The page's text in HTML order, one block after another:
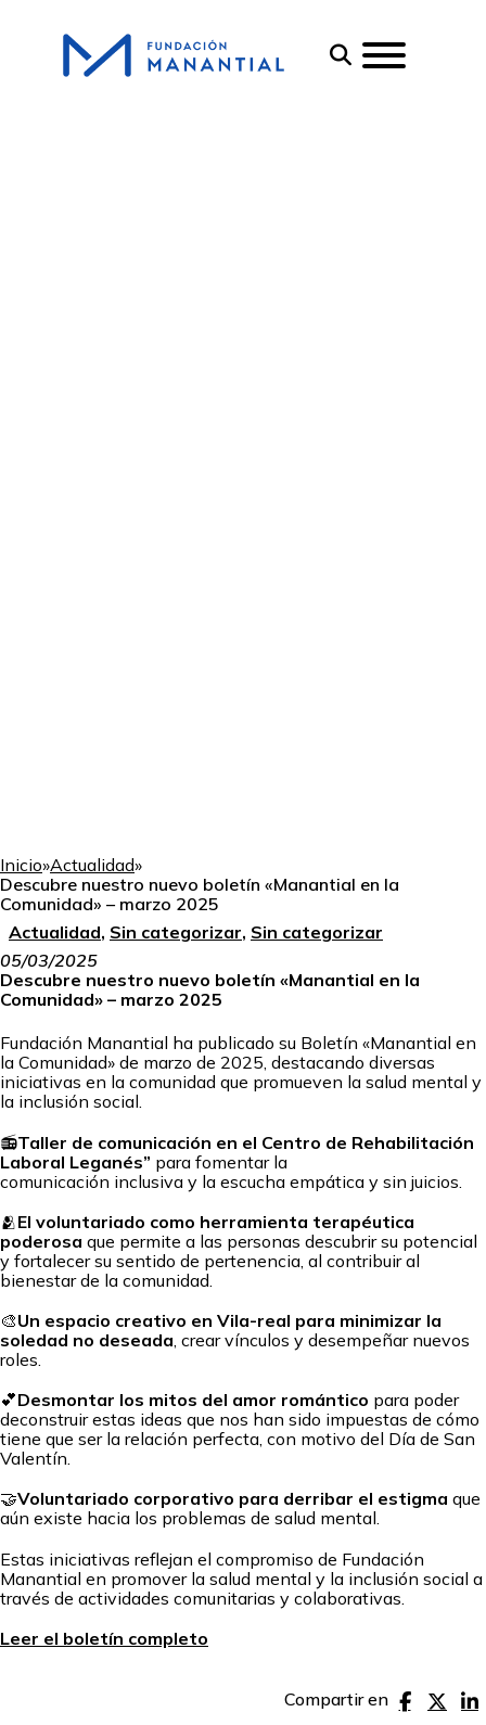
Inicio»Actualidad»
Descubre nuestro nuevo boletín «Manantial en la
Comunidad» – marzo 2025
Actualidad, Sin categorizar, Sin categorizar
05/03/2025
Descubre nuestro nuevo boletín «Manantial en la
Comunidad» – marzo 2025
Fundación Manantial ha publicado su Boletín «Manantial en
la Comunidad» de marzo de 2025, destacando diversas
iniciativas en la comunidad que promueven la salud mental y
la inclusión social.
📻Taller de comunicación en el Centro de Rehabilitación
Laboral Leganés” para fomentar la
comunicación inclusiva y la escucha empática y sin juicios.
🫂El voluntariado como herramienta terapéutica
poderosa que permite a las personas descubrir su potencial
y fortalecer su sentido de pertenencia, al contribuir al
bienestar de la comunidad.
🎨Un espacio creativo en Vila-real para minimizar la
soledad no deseada , crear vínculos y desempeñar nuevos
roles.
💕Desmontar los mitos del amor romántico para poder
deconstruir estas ideas que nos han sido impuestas de cómo
tiene que ser la relación perfecta, con motivo del Día de San
Valentín.
🤝Voluntariado corporativo para derribar el estigma que
aún existe hacia los problemas de salud mental.
Estas iniciativas reflejan el compromiso de Fundación
Manantial en promover la salud mental y la inclusión social a
través de actividades comunitarias y colaborativas.
Leer el boletín completo
Compartir en